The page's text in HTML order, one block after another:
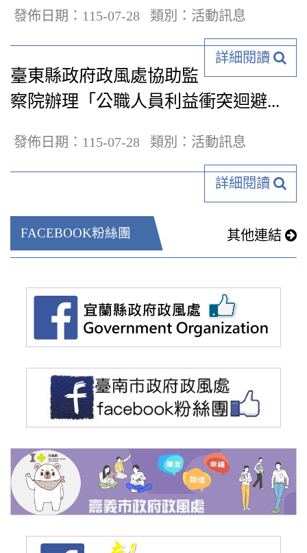
發佈日期：115-07-28 類別：活動訊息
詳細閱讀
臺東縣政府政風處協助監
察院辦理「公職人員利益衝突迴避...
發佈日期：115-07-28 類別：活動訊息
詳細閱讀
FACEBOOK粉絲團 其他連結